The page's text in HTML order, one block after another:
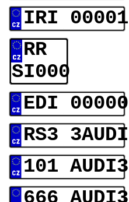
IRI 00001
RR
SI000
EDI 00000
RS3 3AUDI
101 AUDI3